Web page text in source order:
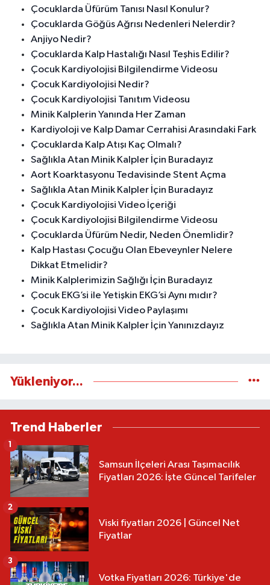
Çocuklarda Üfürüm Tanısı Nasıl Konulur?
Çocuklarda Göğüs Ağrısı Nedenleri Nelerdir?
Anjiyo Nedir?
Çocuklarda Kalp Hastalığı Nasıl Teşhis Edilir?
Çocuk Kardiyolojisi Bilgilendirme Videosu
Çocuk Kardiyolojisi Nedir?
Çocuk Kardiyolojisi Tanıtım Videosu
Minik Kalplerin Yanında Her Zaman
Kardiyoloji ve Kalp Damar Cerrahisi Arasındaki Fark
Çocuklarda Kalp Atışı Kaç Olmalı?
Sağlıkla Atan Minik Kalpler İçin Buradayız
Aort Koarktasyonu Tedavisinde Stent Açma
Sağlıkla Atan Minik Kalpler İçin Buradayız
Çocuk Kardiyolojisi Video İçeriği
Çocuk Kardiyolojisi Bilgilendirme Videosu
Çocuklarda Üfürüm Nedir, Neden Önemlidir?
Kalp Hastası Çocuğu Olan Ebeveynler Nelere
Dikkat Etmelidir?
Minik Kalplerimizin Sağlığı İçin Buradayız
Çocuk EKG’si ile Yetişkin EKG’si Aynı mıdır?
Çocuk Kardiyolojisi Video Paylaşımı
Sağlıkla Atan Minik Kalpler İçin Yanınızdayız
Yükleniyor...
Trend Haberler
Samsun İlçeleri Arası Taşımacılık
Fiyatları 2026: İşte Güncel Tarifeler
1
Viski fiyatları 2026 | Güncel Net
Fiyatlar
2
Votka Fiyatları 2026: Türkiye'de
3